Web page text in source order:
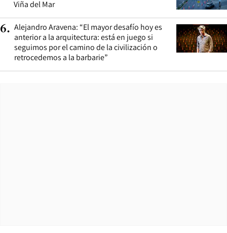
Viña del Mar
6. Alejandro Aravena: “El mayor desafío hoy es
anterior a la arquitectura: está en juego si
seguimos por el camino de la civilización o
retrocedemos a la barbarie”